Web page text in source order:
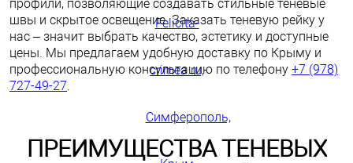
профили, позволяющие создавать стильные теневые
швы и скрытое освещение. Заказать теневую рейку у
нас – значит выбрать качество, эстетику и доступные
цены. Мы предлагаем удобную доставку по Крыму и
профессиональную консультацию по телефону +7 (978)
727-49-27
ПРЕИМУЩЕСТВА ТЕНЕВЫХ